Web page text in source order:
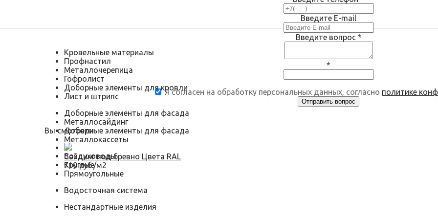
Введите E-mail
Введите вопрос *
*
Я согласен на обработку персональных данных, согласно политике
Вы смотрели
Сайдинг под бревно Цвета RAL
710 руб./м2
Кровельные материалы
Профнастил
Металлочерепица
Гофролист
Доборные элементы для кровли
Лист и штрипс
Доборные элементы для фасада
Металлосайдинг
Доборные элементы для фасада
Металлокассеты
Воздуховоды
Круглые
Прямоугольные
Водосточная система
Нестандартные изделия